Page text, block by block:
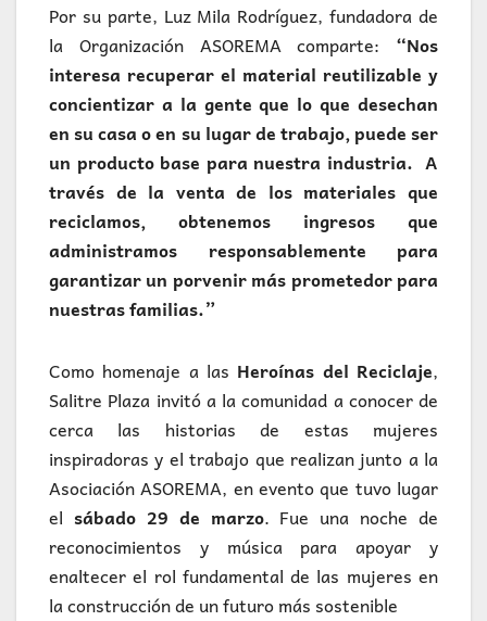
Por su parte, Luz Mila Rodríguez, fundadora de
la Organización ASOREMA comparte: “Nos
interesa recuperar el material reutilizable y
concientizar a la gente que lo que desechan
en su casa o en su lugar de trabajo, puede ser
un producto base para nuestra industria. A
través de la venta de los materiales que
reciclamos, obtenemos ingresos que
administramos responsablemente para
garantizar un porvenir más prometedor para
nuestras familias.”
Como homenaje a las Heroínas del Reciclaje,
Salitre Plaza invitó a la comunidad a conocer de
cerca las historias de estas mujeres
inspiradoras y el trabajo que realizan junto a la
Asociación ASOREMA, en evento que tuvo lugar
el sábado 29 de marzo. Fue una noche de
reconocimientos y música para apoyar y
enaltecer el rol fundamental de las mujeres en
la construcción de un futuro más sostenible